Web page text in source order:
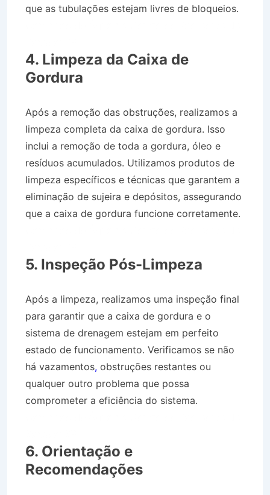
que as tubulações estejam livres de bloqueios.
4. Limpeza da Caixa de
Gordura
Após a remoção das obstruções, realizamos a
limpeza completa da caixa de gordura. Isso
inclui a remoção de toda a gordura, óleo e
resíduos acumulados. Utilizamos produtos de
limpeza específicos e técnicas que garantem a
eliminação de sujeira e depósitos, assegurando
que a caixa de gordura funcione corretamente.
5. Inspeção Pós-Limpeza
Após a limpeza, realizamos uma inspeção final
para garantir que a caixa de gordura e o
sistema de drenagem estejam em perfeito
estado de funcionamento. Verificamos se não
há vazamentos, obstruções restantes ou
qualquer outro problema que possa
comprometer a eficiência do sistema.
6. Orientação e
Recomendações